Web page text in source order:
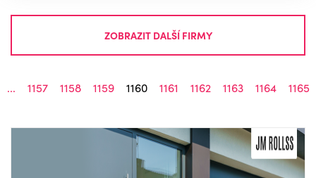
ZOBRAZIT DALŠÍ FIRMY
... 1157 1158 1159 1160 1161 1162 1163 1164 1165